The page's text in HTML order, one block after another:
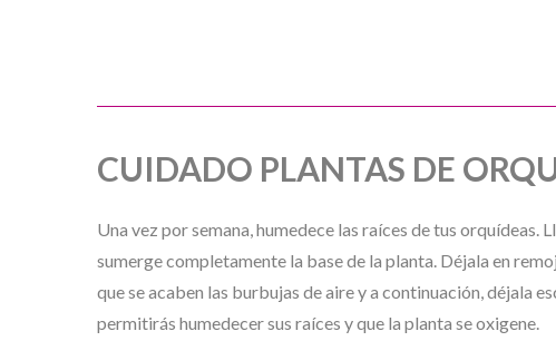
CUIDADO PLANTAS DE
Una vez por semana, humedece las raíces de tus orquídeas.
sumerge completamente la base de la planta. Déjala en
que se acaben las burbujas de aire y a continuación, déjala
permitirás humedecer sus raíces y que la planta se oxigene.